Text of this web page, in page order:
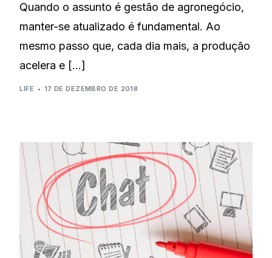
Quando o assunto é gestão de agronegócio,
manter-se atualizado é fundamental. Ao
mesmo passo que, cada dia mais, a produção
acelera e […]
LIFE 17 DE DEZEMBRO DE 2018